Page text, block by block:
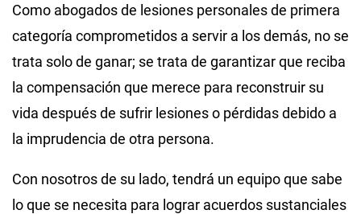
Como abogados de lesiones personales de primera
categoría comprometidos a servir a los demás, no se
trata solo de ganar; se trata de garantizar que reciba
la compensación que merece para reconstruir su
vida después de sufrir lesiones o pérdidas debido a
la imprudencia de otra persona.
Con nosotros de su lado, tendrá un equipo que sabe
lo que se necesita para lograr acuerdos sustanciales